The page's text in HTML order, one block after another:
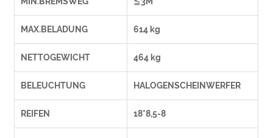
MAX.BELADUNG 614 kg
NETTOGEWICHT 464 kg
BELEUCHTUNG HALOGENSCHEINWERFER
REIFEN 18*8,5-8